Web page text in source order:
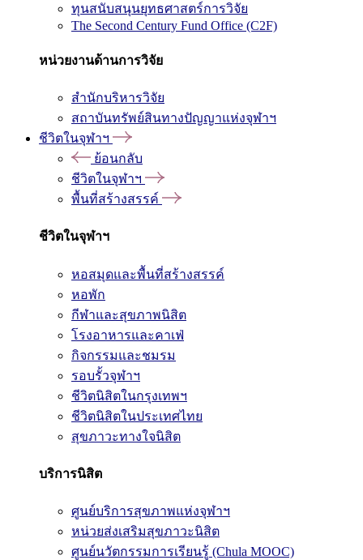
ทุนสนับสนุนยุทธศาสตร์การวิจัย
The Second Century Fund Office (C2F)
หน่วยงานด้านการวิจัย
สำนักบริหารวิจัย
สถาบันทรัพย์สินทางปัญญาแห่งจุฬาฯ
ชีวิตในจุฬาฯ
ย้อนกลับ
ชีวิตในจุฬาฯ
พื้นที่สร้างสรรค์
ชีวิตในจุฬาฯ
หอสมุดและพื้นที่สร้างสรรค์
หอพัก
กีฬาและสุขภาพนิสิต
โรงอาหารและคาเฟ่
กิจกรรมและชมรม
รอบรั้วจุฬาฯ
ชีวิตนิสิตในกรุงเทพฯ
ชีวิตนิสิตในประเทศไทย
สุขภาวะทางใจนิสิต
บริการนิสิต
ศูนย์บริการสุขภาพแห่งจุฬาฯ
หน่วยส่งเสริมสุขภาวะนิสิต
ศูนย์นวัตกรรมการเรียนรู้ (Chula MOOC)